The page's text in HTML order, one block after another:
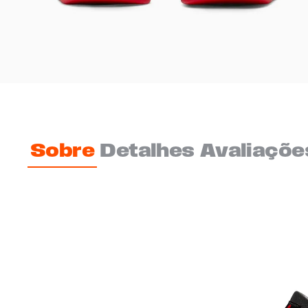
Sobre Detalhes